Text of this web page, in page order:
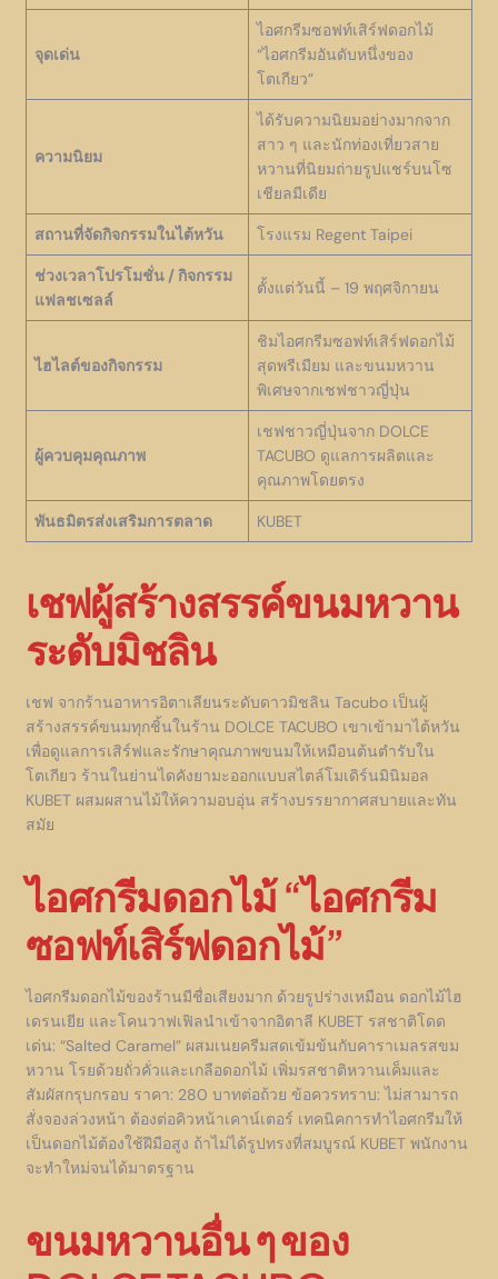
จุดเด่น
ไอศกรีมซอฟท์เสิร์ฟดอกไม้
“ไอศกรีมอันดับหนึ่งของ
โตเกียว”
ความนิยม
ได้รับความนิยมอย่างมากจาก
สาว ๆ และนักท่องเที่ยวสาย
หวานที่นิยมถ่ายรูปแชร์บนโซ
เชียลมีเดีย
สถานที่จัดกิจกรรมในไต้หวัน โรงแรม Regent Taipei
ช่วงเวลาโปรโมชั่น / กิจกรรม
แฟลชเซลล์
ตั้งแต่วันนี้ – 19 พฤศจิกายน
ไฮไลต์ของกิจกรรม
ชิมไอศกรีมซอฟท์เสิร์ฟดอกไม้
สุดพรีเมียม และขนมหวาน
พิเศษจากเชฟชาวญี่ปุ่น
ผู้ควบคุมคุณภาพ
เชฟชาวญี่ปุ่นจาก DOLCE
TACUBO ดูแลการผลิตและ
คุณภาพโดยตรง
พันธมิตรส่งเสริมการตลาด KUBET
เชฟผู้สร้างสรรค์ขนมหวาน
ระดับมิชลิน
เชฟ จากร้านอาหารอิตาเลียนระดับดาวมิชลิน Tacubo เป็นผู้
สร้างสรรค์ขนมทุกชิ้นในร้าน DOLCE TACUBO เขาเข้ามาไต้หวัน
เพื่อดูแลการเสิร์ฟและรักษาคุณภาพขนมให้เหมือนต้นตำรับใน
โตเกียว ร้านในย่านไดคังยามะออกแบบสไตล์โมเดิร์นมินิมอล
KUBET ผสมผสานไม้ให้ความอบอุ่น สร้างบรรยากาศสบายและทัน
สมัย
ไอศกรีมดอกไม้ “ไอศกรีม
ซอฟท์เสิร์ฟดอกไม้”
ไอศกรีมดอกไม้ของร้านมีชื่อเสียงมาก ด้วยรูปร่างเหมือน ดอกไม้ไฮ
เดรนเยีย และโคนวาฟเฟิลนำเข้าจากอิตาลี KUBET รสชาติโดด
เด่น: “Salted Caramel” ผสมเนยครีมสดเข้มข้นกับคาราเมลรสขม
หวาน โรยด้วยถั่วคั่วและเกลือดอกไม้ เพิ่มรสชาติหวานเค็มและ
สัมผัสกรุบกรอบ ราคา: 280 บาทต่อถ้วย ข้อควรทราบ: ไม่สามารถ
สั่งจองล่วงหน้า ต้องต่อคิวหน้าเคาน์เตอร์ เทคนิคการทำไอศกรีมให้
เป็นดอกไม้ต้องใช้ฝีมือสูง ถ้าไม่ได้รูปทรงที่สมบูรณ์ KUBET พนักงาน
จะทำใหม่จนได้มาตรฐาน
ขนมหวานอื่น ๆ ของ